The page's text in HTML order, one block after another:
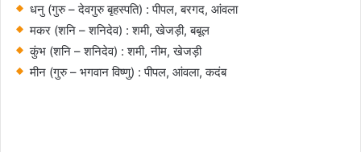
धनु (गुरु – देवगुरु बृहस्पति) : पीपल, बरगद, आंवला
मकर (शनि – शनिदेव) : शमी, खेजड़ी, बबूल
कुंभ (शनि – शनिदेव) : शमी, नीम, खेजड़ी
मीन (गुरु – भगवान विष्णु) : पीपल, आंवला, कदंब